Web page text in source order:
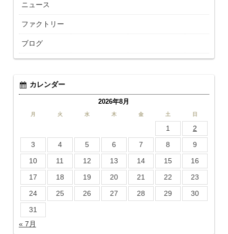
ニュース
ファクトリー
ブログ
カレンダー
2026年8月
月 火 水 木 金 土 日
1
2
3
4 5 6 7 8
9
10
11 12 13 14 15
16
17
18 19 20 21 22
23
24
25 26 27 28 29
30
31
« 7月